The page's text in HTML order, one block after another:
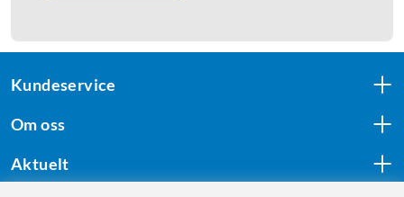
Kundeservice
Om oss
Aktuelt